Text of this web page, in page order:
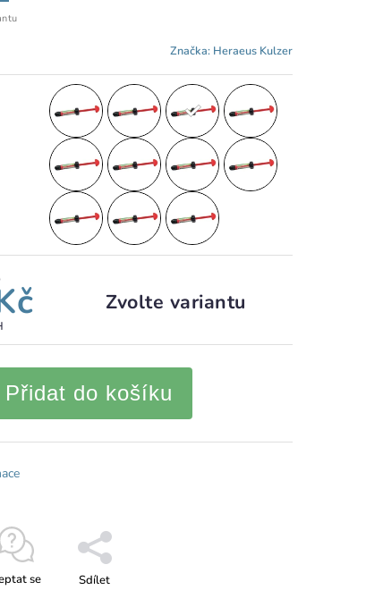
Značka: Heraeus Kulzer
Zvolte variantu
Přidat do košíku
se Sdílet